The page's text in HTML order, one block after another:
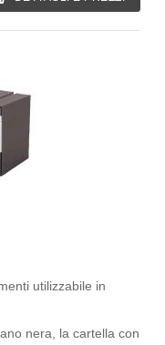
utilizzabile in
nera, la cartella con